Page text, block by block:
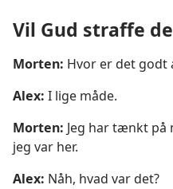
Vil Gud straffe
Morten: Hvor er det godt
Alex: I lige måde.
Morten: Jeg har tænkt på
jeg var her.
Alex: Nåh, hvad var det?